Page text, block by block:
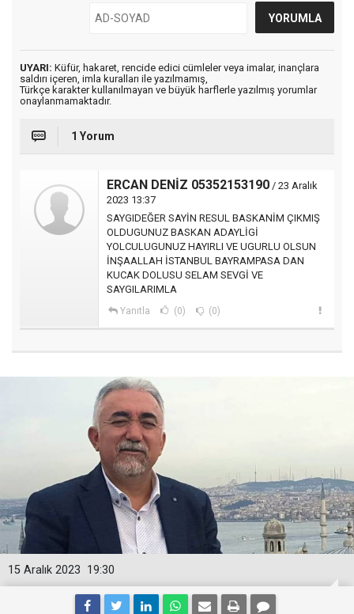
UYARI: Küfür, hakaret, rencide edici cümleler veya imalar, inançlara
saldırı içeren, imla kuralları ile yazılmamış,
Türkçe karakter kullanılmayan ve büyük harflerle yazılmış yorumlar
onaylanmamaktadır.
1 Yorum
ERCAN DENİZ 05352153190 / 23 Aralık
2023 13:37
SAYGIDEĞER SAYİN RESUL BASKANİM ÇIKMIŞ
OLDUGUNUZ BASKAN ADAYLİGİ
YOLCULUGUNUZ HAYIRLI VE UGURLU OLSUN
İNŞAALLAH İSTANBUL BAYRAMPASA DAN
KUCAK DOLUSU SELAM SEVGİ VE
SAYGILARIMLA
Yanıtla (0) (0)
19:30
15 Aralık 2023